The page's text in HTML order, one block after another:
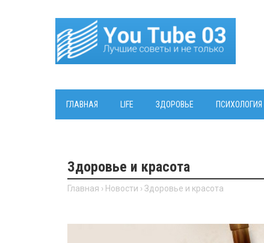
ГЛАВНАЯ LIFE ЗДОРОВЬЕ ПСИХОЛОГИЯ
Здоровье и красота
Главная › Новости › Здоровье и красота